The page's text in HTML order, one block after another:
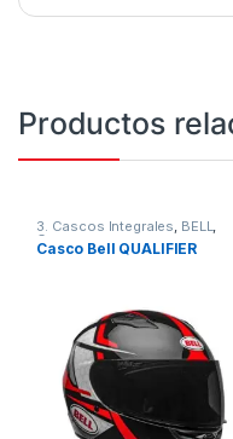
Productos
3. Cascos Integrales, BELL,
Cascos
Casco Bell QUALIFIER